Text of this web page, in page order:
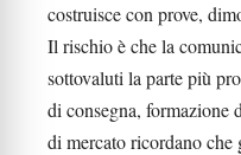
costruisce con prove,
Il rischio è che la
sottovaluti la parte più
di consegna, formazione
di mercato ricordano